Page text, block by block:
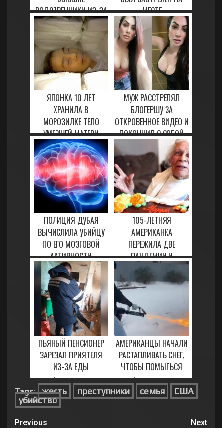
РОДСТВЕННИКИ ИЗ-ЗА
ДЕНЕГ
10 МАРТА, 2023
МЕСТЕ
8 ФЕВРАЛЯ, 2021
ЯПОНКА 10 ЛЕТ
ХРАНИЛА В
МОРОЗИЛКЕ ТЕЛО
УМЕРШЕЙ МАТЕРИ
31 ЯНВАРЯ, 2021
МУЖ РАССТРЕЛЯЛ
БЛОГЕРШУ ЗА
ОТКРОВЕННОЕ ВИДЕО И
ПОКОНЧИЛ С СОБОЙ
29 ЯНВАРЯ, 2021
ПОЛИЦИЯ ДУБАЯ
ВЫЧИСЛИЛА УБИЙЦУ
ПО ЕГО МОЗГОВОЙ
АКТИВНОСТИ
30 ЯНВАРЯ, 2021
105-ЛЕТНЯЯ
АМЕРИКАНКА
ПЕРЕЖИЛА ДВЕ
ПАНДЕМИИ И
ПОБЕДИЛА COVID-19
5 МАРТА, 2021
ПЬЯНЫЙ ПЕНСИОНЕР
ЗАРЕЗАЛ ПРИЯТЕЛЯ
ИЗ-ЗА ЕДЫ
10 ФЕВРАЛЯ, 2021
АМЕРИКАНЦЫ НАЧАЛИ
РАСТАПЛИВАТЬ СНЕГ,
ЧТОБЫ ПОМЫТЬСЯ
18 ФЕВРАЛЯ, 2021
Tags: жесть преступники семья
США
убийство
Previous
Next